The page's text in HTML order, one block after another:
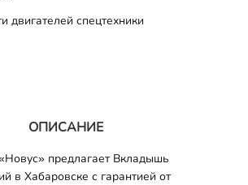
двигателей спецтехники
ОПИСАНИЕ
предлагает Вкладышь
в Хабаровске с гарантией от